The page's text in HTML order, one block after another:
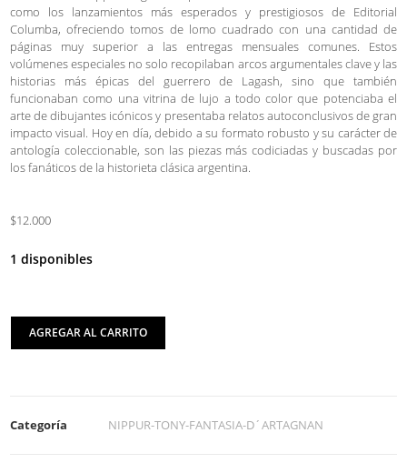
como los lanzamientos más esperados y prestigiosos de Editorial
Columba, ofreciendo tomos de lomo cuadrado con una cantidad de
páginas muy superior a las entregas mensuales comunes. Estos
volúmenes especiales no solo recopilaban arcos argumentales clave y las
historias más épicas del guerrero de Lagash, sino que también
funcionaban como una vitrina de lujo a todo color que potenciaba el
arte de dibujantes icónicos y presentaba relatos autoconclusivos de gran
impacto visual. Hoy en día, debido a su formato robusto y su carácter de
antología coleccionable, son las piezas más codiciadas y buscadas por
los fanáticos de la historieta clásica argentina.
$12.000
1 disponibles
AGREGAR AL CARRITO
Categoría NIPPUR-TONY-FANTASIA-D´ARTAGNAN